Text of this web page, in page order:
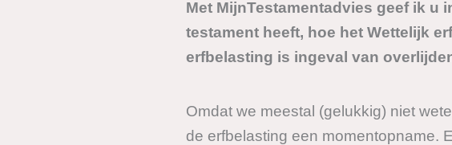
Met MijnTestamentadvies geef ik u
testament heeft, hoe het Wettelijk
erfbelasting is ingeval van
Omdat we meestal (gelukkig) niet
de erfbelasting een momentopname.